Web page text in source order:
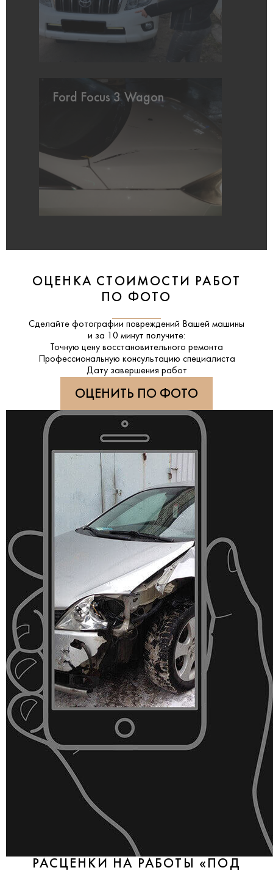
Ford Focus 3 Wagon
ОЦЕНКА СТОИМОСТИ РАБОТ
ПО ФОТО
Сделайте фотографии повреждений Вашей машины
и за 10 минут получите:
Точную цену восстановительного ремонта
Профессиональную консультацию специалиста
Дату завершения работ
ОЦЕНИТЬ ПО ФОТО
РАСЦЕНКИ НА РАБОТЫ «ПОД